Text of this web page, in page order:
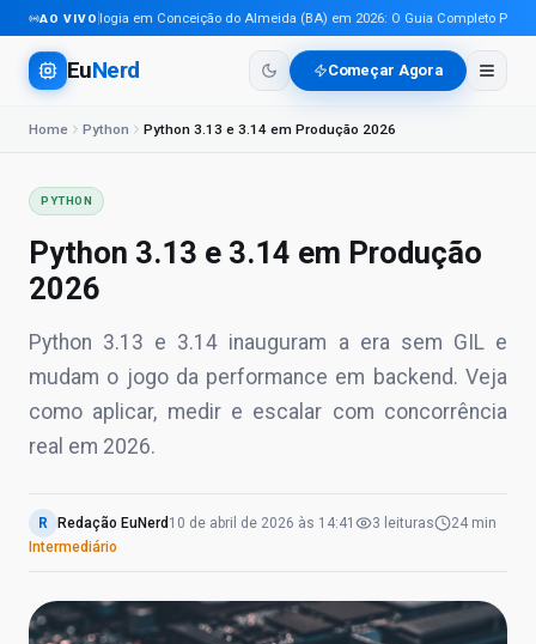
AO VIVO
Tecnologia em Conceição do Almeida (BA) em 2026: O Guia Completo Para
EuNerd Começar Agora
Home Python Python 3.13 e 3.14 em Produção 2026
PYTHON
Python 3.13 e 3.14 em Produção
2026
Python 3.13 e 3.14 inauguram a era sem GIL e
mudam o jogo da performance em backend. Veja
como aplicar, medir e escalar com concorrência
real em 2026.
R Redação EuNerd 10 de abril de 2026 às 14:41 3 leituras
24 min
Intermediário